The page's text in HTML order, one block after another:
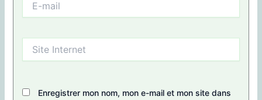
mail
Internet
Enregistrer mon nom, mon e-mail et mon site dans